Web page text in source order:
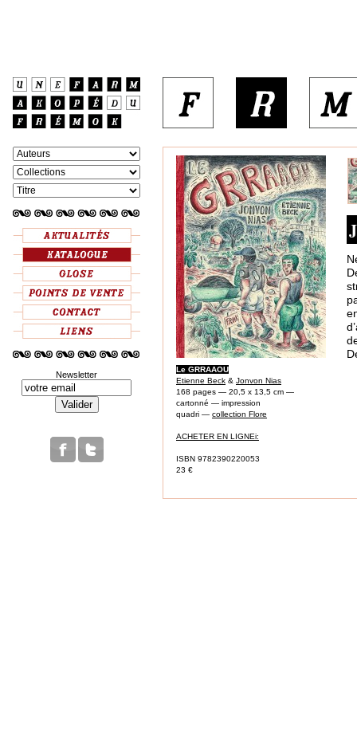
Newsletter
Le GRRAAOU
Etienne Beck & Jonvon Nias
168 pages — 20,5 x 13,5 cm —
cartonné — impression
quadri — collection Flore
ACHETER EN LIGNEi:
ISBN 9782390220053
23 €